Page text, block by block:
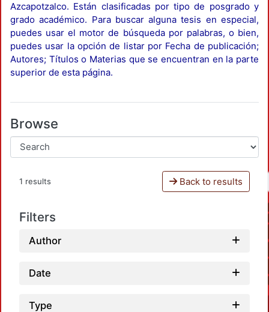
Azcapotzalco. Están clasificadas por tipo de posgrado y
grado académico. Para buscar alguna tesis en especial,
puedes usar el motor de búsqueda por palabras, o bien,
puedes usar la opción de listar por Fecha de publicación;
Autores; Títulos o Materias que se encuentran en la parte
superior de esta página.
Browse
1 results Back to results
Filters
Author
Date
Type